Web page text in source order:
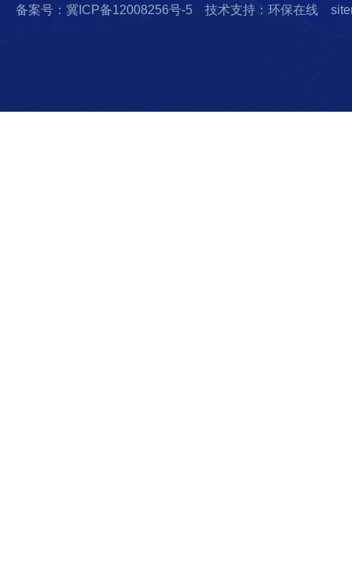
备案号：冀ICP备12008256号-5 技术支持：环保在线